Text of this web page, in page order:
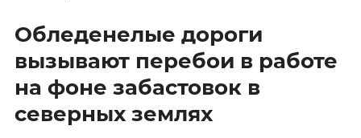
Обледенелые дороги
вызывают перебои в работе
на фоне забастовок в
северных землях